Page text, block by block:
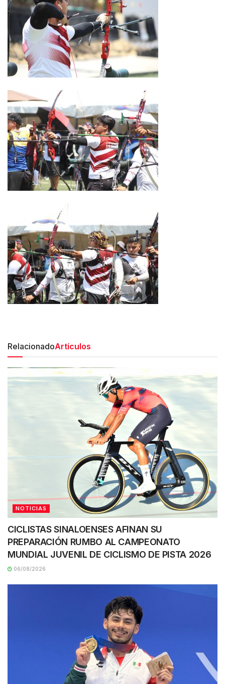
RelacionadoArtículos
NOTICIAS
CICLISTAS SINALOENSES AFINAN SU
PREPARACIÓN RUMBO AL CAMPEONATO
MUNDIAL JUVENIL DE CICLISMO DE PISTA 2026
06/08/2026